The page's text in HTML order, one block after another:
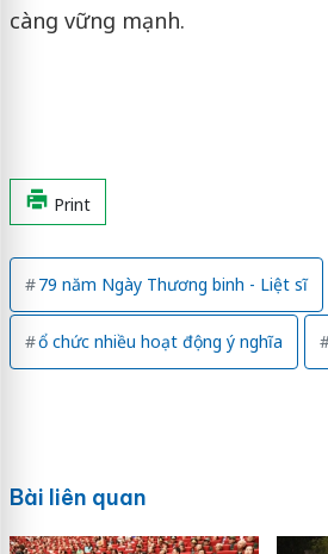
càng vững mạnh.
Print
79 năm Ngày Thương binh - Liệt sĩ
ổ chức nhiều hoạt động ý nghĩa
Bài liên quan